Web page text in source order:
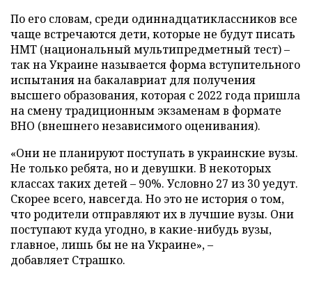
По его словам, среди одиннадцатиклассников все
чаще встречаются дети, которые не будут писать
НМТ (национальный мультипредметный тест) –
так на Украине называется форма вступительного
испытания на бакалавриат для получения
высшего образования, которая с 2022 года пришла
на смену традиционным экзаменам в формате
ВНО (внешнего независимого оценивания).
«Они не планируют поступать в украинские вузы.
Не только ребята, но и девушки. В некоторых
классах таких детей – 90%. Условно 27 из 30 уедут.
Скорее всего, навсегда. Но это не история о том,
что родители отправляют их в лучшие вузы. Они
поступают куда угодно, в какие-нибудь вузы,
главное, лишь бы не на Украине», –
добавляет Страшко.